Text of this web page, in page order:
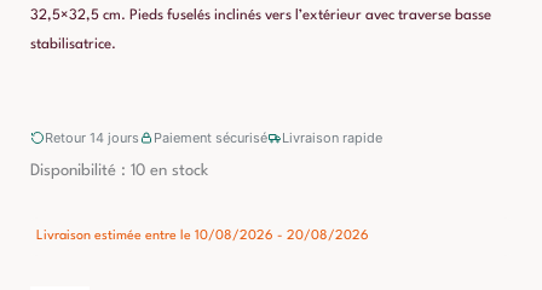
32,5×32,5 cm. Pieds fuselés inclinés vers l’extérieur avec traverse basse
stabilisatrice.
Retour 14 jours Paiement sécurisé Livraison rapide
Disponibilité : 10 en stock
Livraison estimée entre le 10/08/2026 - 20/08/2026
quantité
Meuble